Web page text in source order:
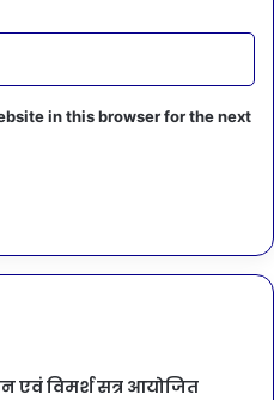
in this browser for the next
एवं विमर्श सत्र आयोजित